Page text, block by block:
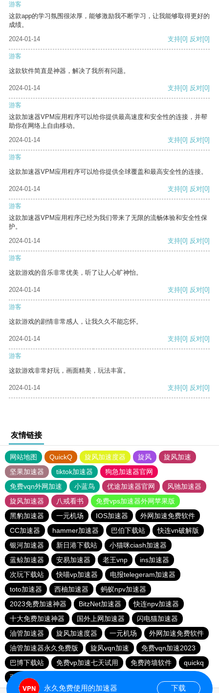
游客
这款app的学习氛围很浓厚，能够激励我不断学习，让我能够取得更好的
成绩。
2024-01-14
支持[0] 反对[0]
游客
这款软件简直是神器，解决了我所有问题。
2024-01-14 支持[0] 反对[0]
游客
这款加速器VPM应用程序可以给你提供最高速度和安全性的连接，并帮
助你在网络上自由移动。
2024-01-14
支持[0] 反对[0]
游客
这款加速器VPM应用程序可以给你提供全球覆盖和最高安全性的连接。
2024-01-14 支持[0] 反对[0]
游客
这款加速器VPM应用程序已经为我们带来了无限的流畅体验和安全性保
护。
2024-01-14
支持[0] 反对[0]
游客
这款游戏的音乐非常优美，听了让人心旷神怡。
2024-01-14 支持[0] 反对[0]
游客
这款游戏的剧情非常感人，让我久久不能忘怀。
2024-01-14 支持[0] 反对[0]
游客
这款游戏非常好玩，画面精美，玩法丰富。
2024-01-14 支持[0] 反对[0]
友情链接
网站地图 QuickQ 旋风加速度器 旋风
旋风加速
坚果加速器
tiktok加速器
狗急加速器官网
免费vqn外网加速
小蓝鸟 优途加速器官网
风驰加速器
旋风加速器
八戒看书
免费vps加速器外网苹果版
黑豹加速器
一元机场 IOS加速器
外网加速免费软件
CC加速器
hammer加速器 巴伯下载站
快连vn破解版
银河加速器
新日港下载站
小猫咪ciash加速器
蓝鲸加速器
安易加速器 老王vnp
ins加速器
次玩下载站
快喵vp加速器
电报telegeram加速器
toto加速器
西柚加速器
蚂蚁npv加速器
2023免费加速神器
BitzNet加速器
快连npv加速器
十大免费加速神器
国外上网加速器
闪电猫加速器
油管加速器
旋风加速度器 一元机场
外网加速免费软件
油管加速器永久免费版
旋风vqn加速
免费vqn加速2023
巴博下载站
免费vp加速七天试用 免费跨墙软件
quickq
西柚加速器
永久免费使用的加速器 下载